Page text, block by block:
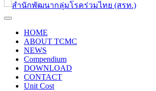
HOME
ABOUT TCMC
NEWS
Compendium
DOWNLOAD
CONTACT
Unit Cost